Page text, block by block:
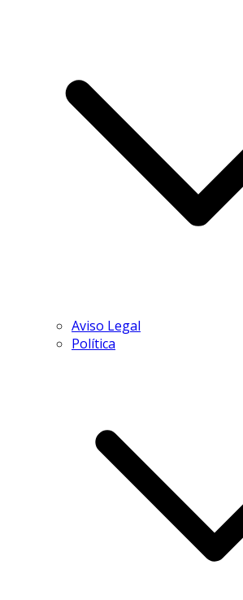
Aviso Legal
Política